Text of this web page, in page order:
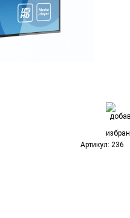
Артикул: 236